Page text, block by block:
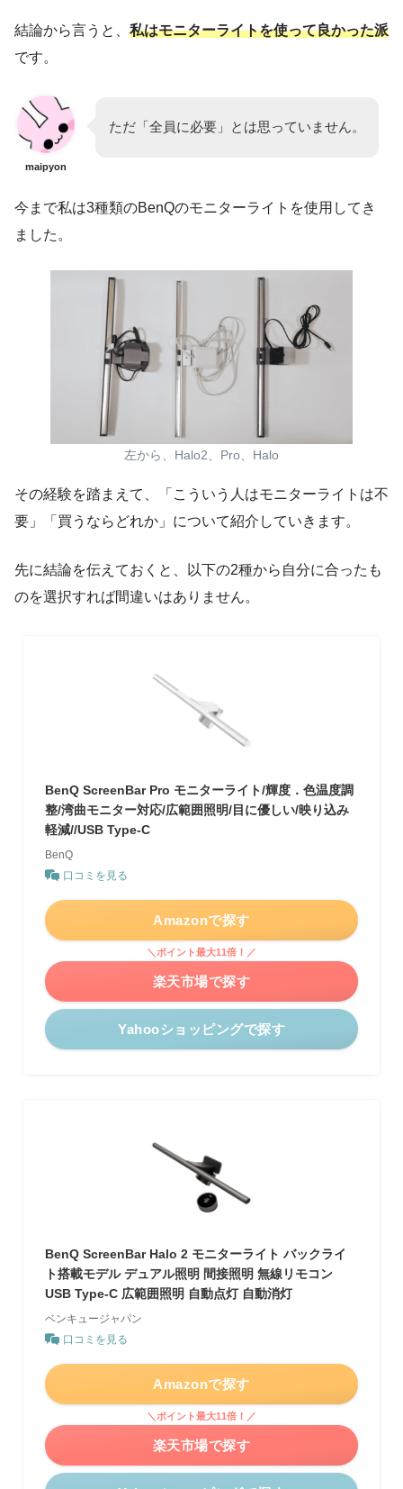
結論から言うと、 私はモニターライトを使って良かった派
です。
maipyon
ただ「全員に必要」とは思っていません。
今まで私は3種類のBenQのモニターライトを使用してき
ました。
左から、Halo2、Pro、Halo
その経験を踏まえて、「こういう人はモニターライトは不
要」「買うならどれか」について紹介していきます。
先に結論を伝えておくと、以下の2種から自分に合ったも
のを選択すれば間違いはありません。
BenQ ScreenBar Pro モニターライト/輝度．色温度調
整/湾曲モニター対応/広範囲照明/目に優しい/映り込み
軽減//USB Type-C
BenQ
口コミを見る
Amazonで探す
＼ポイント最大11倍！／
楽天市場で探す
Yahooショッピングで探す
BenQ ScreenBar Halo 2 モニターライト バックライ
ト搭載モデル デュアル照明 間接照明 無線リモコン
USB Type-C 広範囲照明 自動点灯 自動消灯
ベンキュージャパン
口コミを見る
Amazonで探す
＼ポイント最大11倍！／
楽天市場で探す